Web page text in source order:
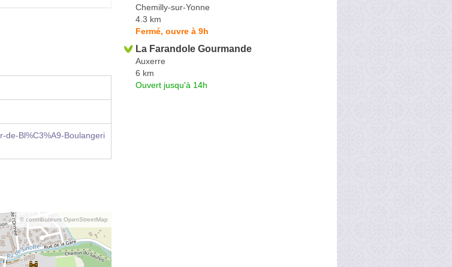
de-Bl%C3%A9-Boulangeri
© contributeurs OpenStreetMap
Chemilly-sur-Yonne
4.3 km
Fermé, ouvre à 9h
La Farandole Gourmande
Auxerre
6 km
Ouvert jusqu'à 14h